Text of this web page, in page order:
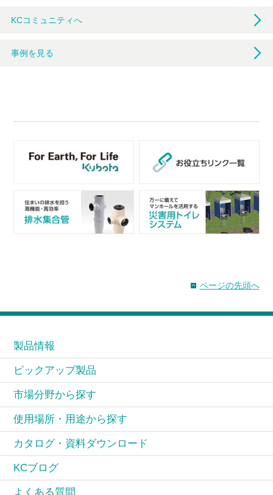
KCコミュニティへ
事例を見る
ページの先頭へ
製品情報
ピックアップ製品
市場分野から探す
使用場所・用途から探す
カタログ・資料ダウンロード
KCブログ
よくある質問